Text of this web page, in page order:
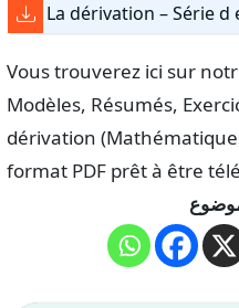
La dérivation – Série d
Vous trouverez ici sur
Modèles, Résumés,
dérivation
format PDF prêt à être